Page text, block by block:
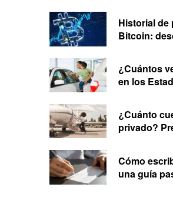
Historial de
Bitcoin:
¿Cuántos
en los
¿Cuánto
privado?
Cómo
una guía